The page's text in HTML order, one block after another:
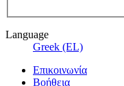
Language
Greek (EL)
Επικοινωνία
Βοήθεια